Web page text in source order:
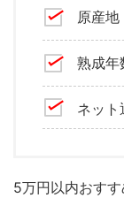
原産
熟成年
ネッ
5万円以内おす